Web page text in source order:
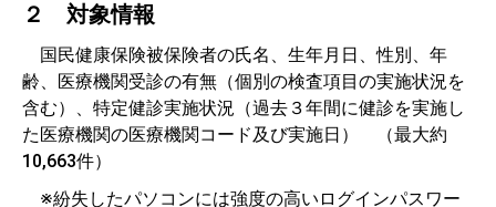
２ 対象情報
国民健康保険被保険者の氏名、生年月日、性別、年
齢、医療機関受診の有無（個別の検査項目の実施状況を
含む）、特定健診実施状況（過去３年間に健診を実施し
た医療機関の医療機関コード及び実施日） （最大約
10,663件）
※紛失したパソコンには強度の高いログインパスワー